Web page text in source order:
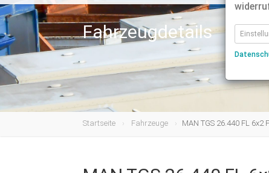
Fahrzeugdetails
Startseite Fahrzeuge MAN TGS 26.440 FL 6x2